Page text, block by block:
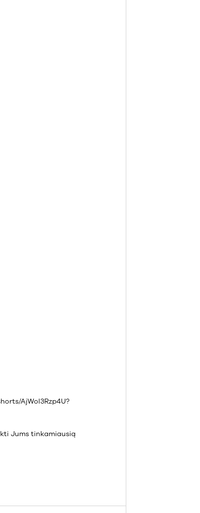
AjWoI3Rzp4U?
Jums tinkamiausią